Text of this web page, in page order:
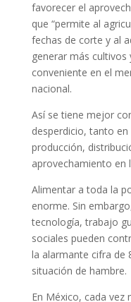
favorecer el
que “permite al
fechas de corte y al
generar más
conveniente en el
nacional.
Así se tiene mejor
desperdicio, tanto
producción,
aprovechamiento en
Alimentar a toda la
enorme. Sin
tecnología, trabajo
sociales pueden
la alarmante cifra de
situación de hambre.
En México, cada vez